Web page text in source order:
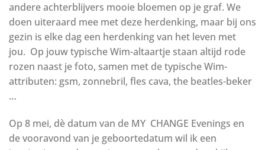
andere achterblijvers mooie bloemen op je graf. We
doen uiteraard mee met deze herdenking, maar bij ons
gezin is elke dag een herdenking van het leven met
jou. Op jouw typische Wim-altaartje staan altijd rode
rozen naast je foto, samen met de typische Wim-
attributen: gsm, zonnebril, fles cava, the beatles-beker
…
Op 8 mei, dè datum van de MY CHANGE Evenings en
de vooravond van je geboortedatum wil ik een